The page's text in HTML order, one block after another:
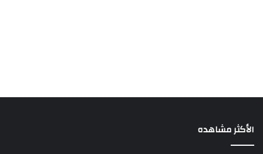
الأكثر مشاهده